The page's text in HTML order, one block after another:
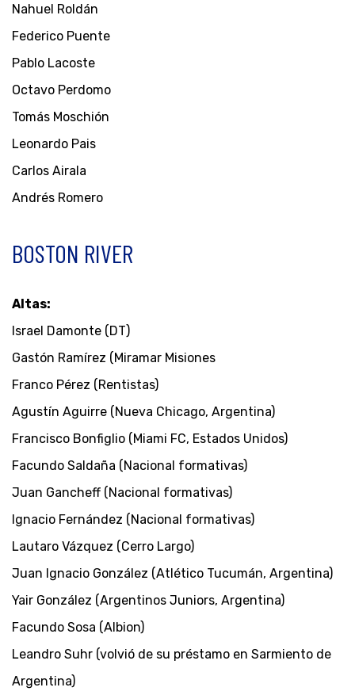
Nahuel Roldán
Federico Puente
Pablo Lacoste
Octavo Perdomo
Tomás Moschión
Leonardo Pais
Carlos Airala
Andrés Romero
BOSTON RIVER
Altas:
Israel Damonte (DT)
Gastón Ramírez (Miramar Misiones
Franco Pérez (Rentistas)
Agustín Aguirre (Nueva Chicago, Argentina)
Francisco Bonfiglio (Miami FC, Estados Unidos)
Facundo Saldaña (Nacional formativas)
Juan Gancheff (Nacional formativas)
Ignacio Fernández (Nacional formativas)
Lautaro Vázquez (Cerro Largo)
Juan Ignacio González (Atlético Tucumán, Argentina)
Yair González (Argentinos Juniors, Argentina)
Facundo Sosa (Albion)
Leandro Suhr (volvió de su préstamo en Sarmiento de
Argentina)